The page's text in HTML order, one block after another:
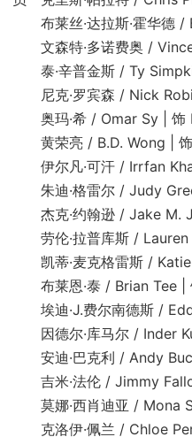
·达拉斯·霍华德 /
·多诺费奥 / Vincent
普金斯 / Ty
罗宾森 / Nick
·希 / Omar Sy | 饰
/ B.D. Wong | 饰
·可汗 / Irrfan Khan
格雷尔 / Judy Greer
约翰逊 / Jake M.
拉普库斯 / Lauren
麦克格雷斯 / Katie
·泰 / Brian Tee | 饰
费尔南德斯 / Eddie
尔·库马尔 / Inder
巴克利 / Andy
法伦 / Jimmy Fallon
·西肖迪亚 / Mona
·佩兰 / Chloe